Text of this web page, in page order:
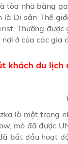
tòa nhà bằng
là Di sản Thế
Thường
ở của các gia
khách du lịch
là một trong
mỏ đã được
bắt đầu hoạt